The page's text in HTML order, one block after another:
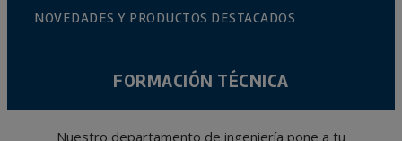
NOVEDADES Y PRODUCTOS DESTACADOS
FORMACIÓN TÉCNICA
Nuestro departamento de ingeniería pone a tu